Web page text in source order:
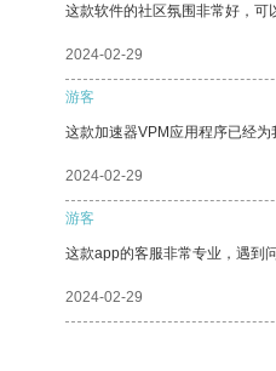
这款软件的社区氛围非常好，可
2024-02-29
游客
这款加速器VPM应用程序已经
2024-02-29
游客
这款app的客服非常专业，遇到
2024-02-29